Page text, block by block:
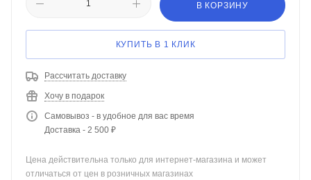
В КОРЗИНУ
КУПИТЬ В 1 КЛИК
Рассчитать доставку
Хочу в подарок
Самовывоз - в удобное для вас время
Доставка - 2 500 ₽
Цена действительна только для интернет-магазина и может
отличаться от цен в розничных магазинах